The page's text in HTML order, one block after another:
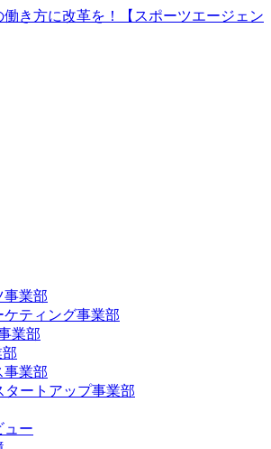
き方に改革を！【スポーツエージェン
事業部
ケティング事業部
業部
部
事業部
タートアップ事業部
ュー